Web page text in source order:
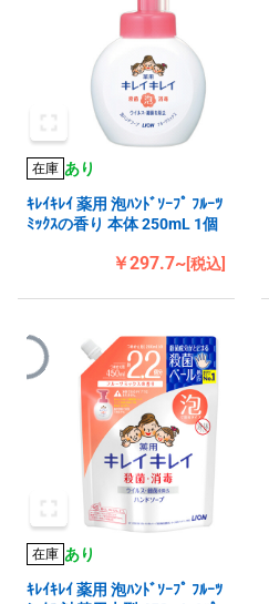
在庫 あり
ｷﾚｲｷﾚｲ 薬用 泡ﾊﾝﾄﾞｿｰﾌﾟ ﾌﾙｰﾂ
ﾐｯｸｽの香り 本体 250mL 1個
￥297.7~[税込]
在庫 あり
ｷﾚｲｷﾚｲ 薬用 泡ﾊﾝﾄﾞｿｰﾌﾟ ﾌﾙｰﾂ